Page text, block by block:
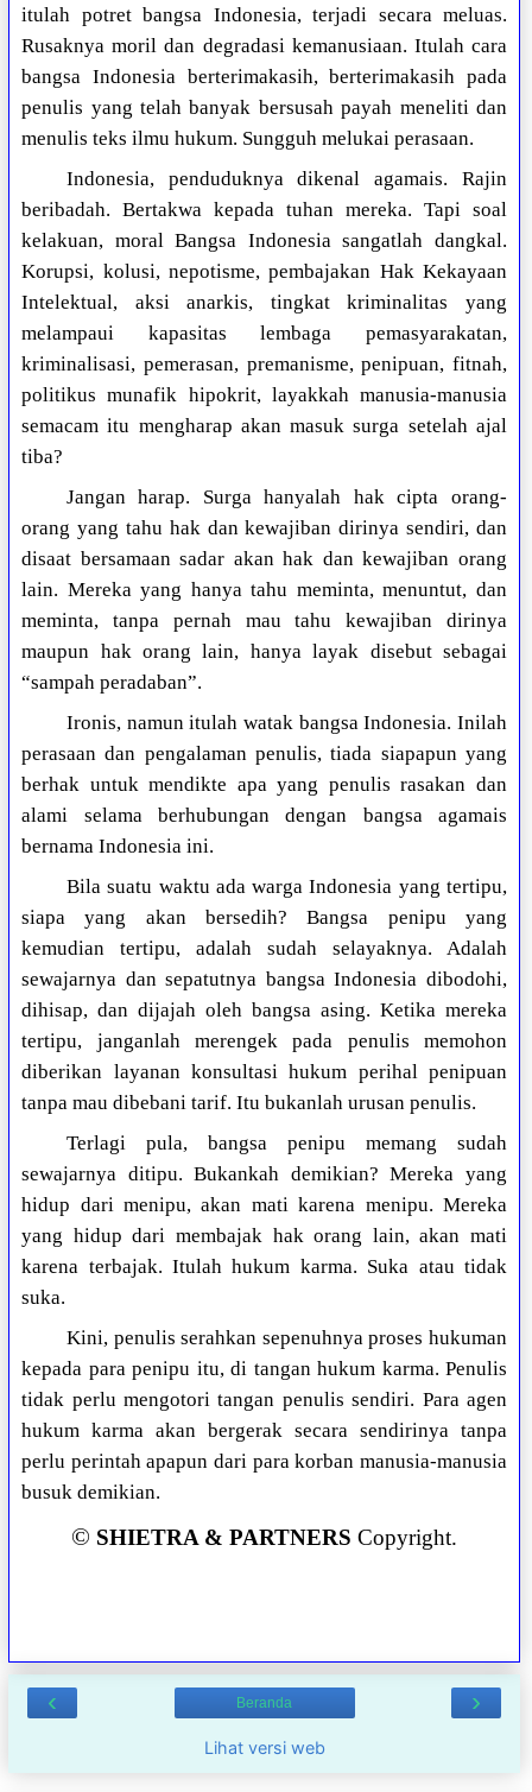
itulah potret bangsa Indonesia, terjadi secara meluas.
Rusaknya moril dan degradasi kemanusiaan. Itulah cara
bangsa Indonesia berterimakasih, berterimakasih pada
penulis yang telah banyak bersusah payah meneliti dan
menulis teks ilmu hukum. Sungguh melukai perasaan.
Indonesia, penduduknya dikenal agamais. Rajin
beribadah. Bertakwa kepada tuhan mereka. Tapi soal
kelakuan, moral Bangsa Indonesia sangatlah dangkal.
Korupsi, kolusi, nepotisme, pembajakan Hak Kekayaan
Intelektual, aksi anarkis, tingkat kriminalitas yang
melampaui kapasitas lembaga pemasyarakatan,
kriminalisasi, pemerasan, premanisme, penipuan, fitnah,
politikus munafik hipokrit, layakkah manusia-manusia
semacam itu mengharap akan masuk surga setelah ajal
tiba?
Jangan harap. Surga hanyalah hak cipta orang-
orang yang tahu hak dan kewajiban dirinya sendiri, dan
disaat bersamaan sadar akan hak dan kewajiban orang
lain. Mereka yang hanya tahu meminta, menuntut, dan
meminta, tanpa pernah mau tahu kewajiban dirinya
maupun hak orang lain, hanya layak disebut sebagai
“sampah peradaban”.
Ironis, namun itulah watak bangsa Indonesia. Inilah
perasaan dan pengalaman penulis, tiada siapapun yang
berhak untuk mendikte apa yang penulis rasakan dan
alami selama berhubungan dengan bangsa agamais
bernama Indonesia ini.
Bila suatu waktu ada warga Indonesia yang tertipu,
siapa yang akan bersedih? Bangsa penipu yang
kemudian tertipu, adalah sudah selayaknya. Adalah
sewajarnya dan sepatutnya bangsa Indonesia dibodohi,
dihisap, dan dijajah oleh bangsa asing. Ketika mereka
tertipu, janganlah merengek pada penulis memohon
diberikan layanan konsultasi hukum perihal penipuan
tanpa mau dibebani tarif. Itu bukanlah urusan penulis.
Terlagi pula, bangsa penipu memang sudah
sewajarnya ditipu. Bukankah demikian? Mereka yang
hidup dari menipu, akan mati karena menipu. Mereka
yang hidup dari membajak hak orang lain, akan mati
karena terbajak. Itulah hukum karma. Suka atau tidak
suka.
Kini, penulis serahkan sepenuhnya proses hukuman
kepada para penipu itu, di tangan hukum karma. Penulis
tidak perlu mengotori tangan penulis sendiri. Para agen
hukum karma akan bergerak secara sendirinya tanpa
perlu perintah apapun dari para korban manusia-manusia
busuk demikian.
© SHIETRA & PARTNERS Copyright.
‹ ›
Beranda
Lihat versi web